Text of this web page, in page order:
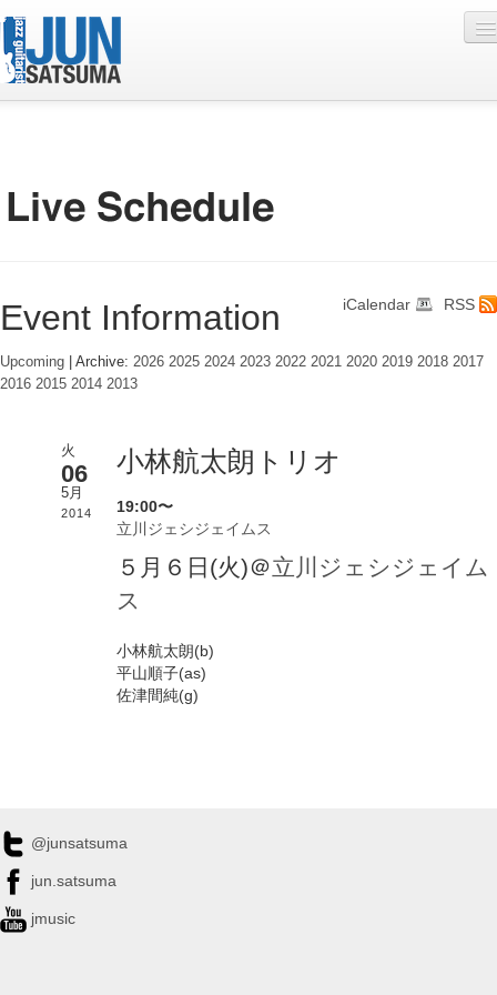
Discography
Photo
Contact
Online Lesson
RSS
iCalendar
Event Information
Upcoming | Archive: 2026 2025 2024 2023 2022 2021 2020 2019 2018 2017
2016 2015 2014 2013
火
06
5月
2014
小林航太朗トリオ
19:00〜
立川ジェシジェイムス
５月６日(火)＠立川ジェシジェイム
ス
小林航太朗(b)
平山順子(as)
佐津間純(g)
@junsatsuma
jun.satsuma
jmusic